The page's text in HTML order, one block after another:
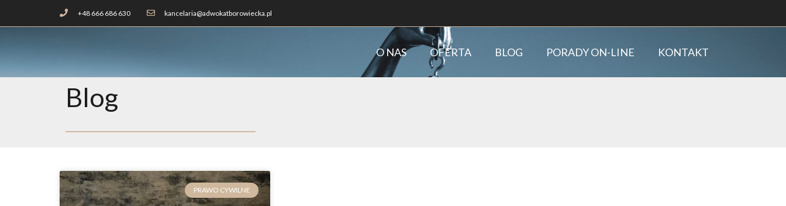
+48 666 686 630 kancelaria@adwokatborowiecka.pl
O NAS OFERTA BLOG PORADY ON-LINE KONTAKT
Blog
PRAWO CYWILNE